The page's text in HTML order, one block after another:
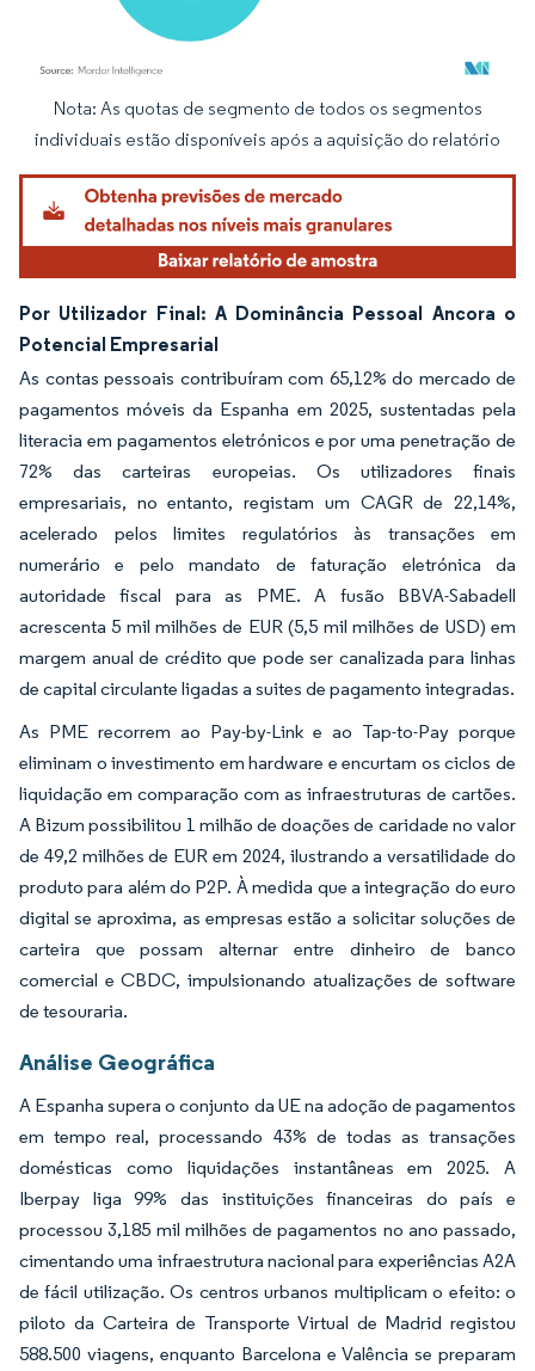
Imagem © Mordor Intelligence. O reuso requer atribuição conforme CC BY 4.0.
Nota: As quotas de segmento de todos os segmentos
individuais estão disponíveis após a aquisição do relatório
Por Utilizador Final: A Dominância Pessoal Ancora o
Potencial Empresarial
As contas pessoais contribuíram com 65,12% do mercado de
pagamentos móveis da Espanha em 2025, sustentadas pela
literacia em pagamentos eletrónicos e por uma penetração de
72% das carteiras europeias. Os utilizadores finais
empresariais, no entanto, registam um CAGR de 22,14%,
acelerado pelos limites regulatórios às transações em
numerário e pelo mandato de faturação eletrónica da
autoridade fiscal para as PME. A fusão BBVA-Sabadell
acrescenta 5 mil milhões de EUR (5,5 mil milhões de USD) em
margem anual de crédito que pode ser canalizada para linhas
de capital circulante ligadas a suites de pagamento integradas.
As PME recorrem ao Pay-by-Link e ao Tap-to-Pay porque
eliminam o investimento em hardware e encurtam os ciclos de
liquidação em comparação com as infraestruturas de cartões.
A Bizum possibilitou 1 milhão de doações de caridade no valor
de 49,2 milhões de EUR em 2024, ilustrando a versatilidade do
produto para além do P2P. À medida que a integração do euro
digital se aproxima, as empresas estão a solicitar soluções de
carteira que possam alternar entre dinheiro de banco
comercial e CBDC, impulsionando atualizações de software
de tesouraria.
Análise Geográfica
A Espanha supera o conjunto da UE na adoção de pagamentos
em tempo real, processando 43% de todas as transações
domésticas como liquidações instantâneas em 2025. A
Iberpay liga 99% das instituições financeiras do país e
processou 3,185 mil milhões de pagamentos no ano passado,
cimentando uma infraestrutura nacional para experiências A2A
de fácil utilização. Os centros urbanos multiplicam o efeito: o
piloto da Carteira de Transporte Virtual de Madrid registou
588.500 viagens, enquanto Barcelona e Valência se preparam